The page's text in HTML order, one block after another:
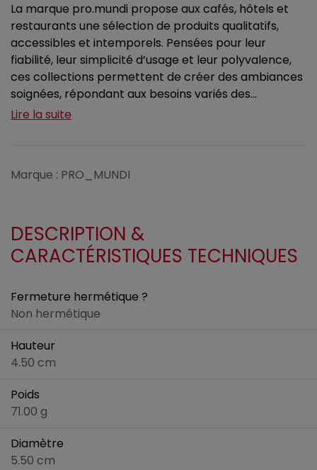
La marque pro.mundi propose aux cafés, hôtels et
restaurants une sélection de produits qualitatifs,
accessibles et intemporels. Pensées pour leur
fiabilité, leur simplicité d’usage et leur polyvalence,
ces collections permettent de créer des ambiances
soignées, répondant aux besoins variés des...
Lire la suite
Marque : PRO_MUNDI
DESCRIPTION &
CARACTÉRISTIQUES TECHNIQUES
Fermeture hermétique ?
Non hermétique
Hauteur
4.50 cm
Poids
71.00 g
Diamètre
5.50 cm